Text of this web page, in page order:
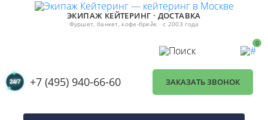
ЭКИПАЖ КЕЙТЕРИНГ · ДОСТАВКА
Фуршет, банкет, кофе-брейк · с 2003 года
0
+7 (495) 940-66-60 ЗАКАЗАТЬ ЗВОНОК